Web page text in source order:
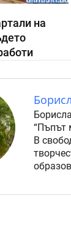
на
“Пъпът
В